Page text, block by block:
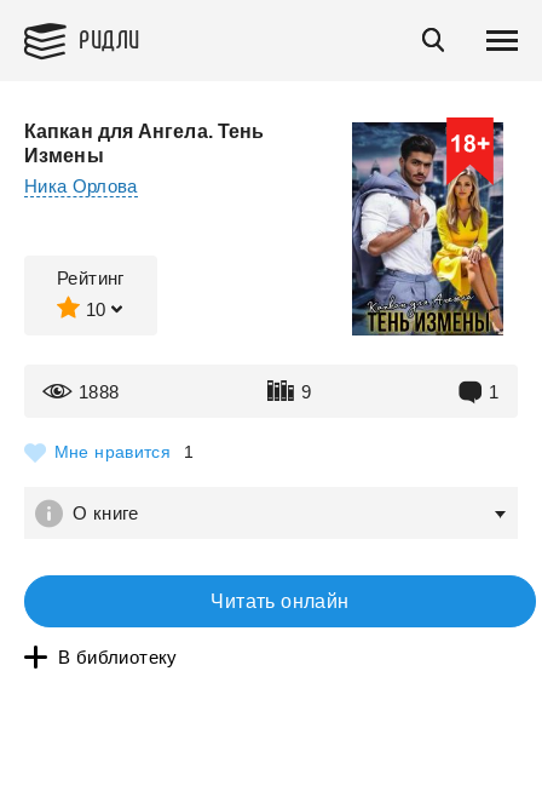
РИДЛИ
Капкан для Ангела. Тень
Измены
Ника Орлова
Рейтинг
10
1888 9 1
Мне нравится 1
О книге
Читать онлайн
В библиотеку